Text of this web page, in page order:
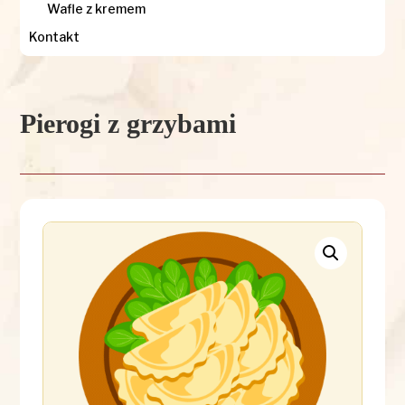
Wafle z kremem
Kontakt
Pierogi z grzybami